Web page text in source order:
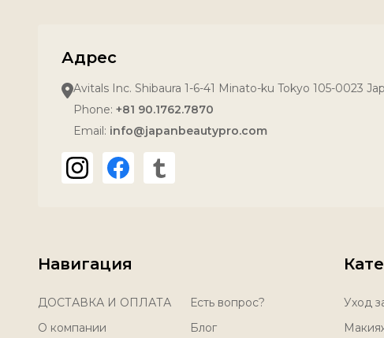
Адрес
Avitals Inc. Shibaura 1-6-41 Minato-ku Tokyo 105-0023
Phone: +81 90.1762.7870
Email: info@japanbeautypro.com
Навигация
ДОСТАВКА И ОПЛАТА
О компании
Есть вопрос?
Блог
Уход